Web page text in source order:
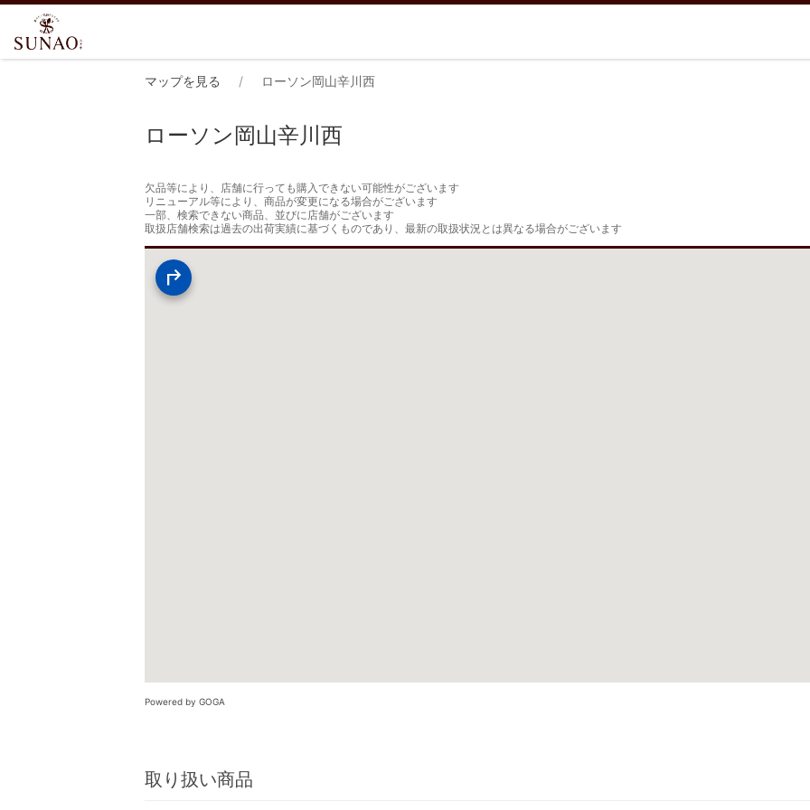
マップを見る ローソン岡山辛川西
ローソン岡山辛川西
欠品等により、店舗に行っても購入できない可能性がございます
リニューアル等により、商品が変更になる場合がございます
一部、検索できない商品、並びに店舗がございます
取扱店舗検索は過去の出荷実績に基づくものであり、最新の取扱状況とは異なる場合がございます
Powered by GOGA
取り扱い商品